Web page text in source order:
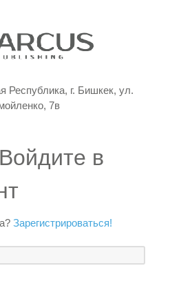
Республика, г. Бишкек, ул.
7в
Войдите в
Зарегистрироваться!